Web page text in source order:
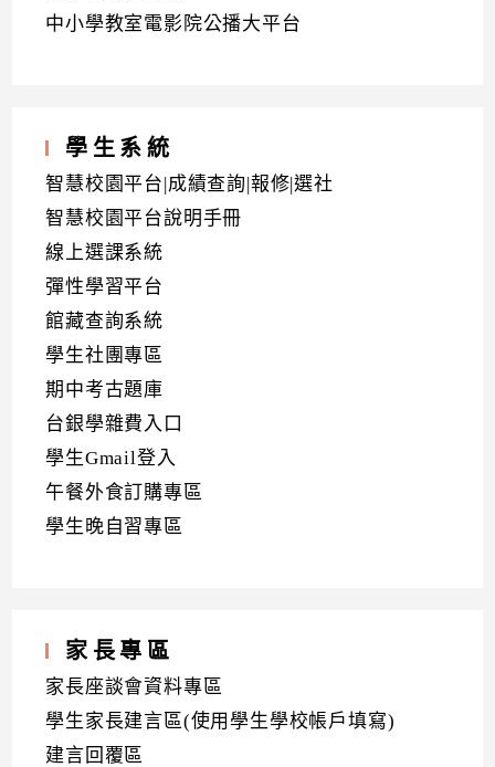
中小學教室電影院公播大平台
學生系統
智慧校園平台|成績查詢|報修|選社
智慧校園平台說明手冊
線上選課系統
彈性學習平台
館藏查詢系統
學生社團專區
期中考古題庫
台銀學雜費入口
學生Gmail登入
午餐外食訂購專區
學生晚自習專區
家長專區
家長座談會資料專區
學生家長建言區(使用學生學校帳戶填寫)
建言回覆區